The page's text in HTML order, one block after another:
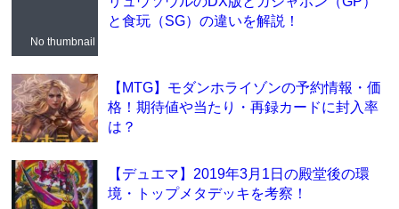
No thumbnail
と食玩（SG）の違いを解説！
【MTG】モダンホライゾンの予約情報・価
格！期待値や当たり・再録カードに封入率
は？
【デュエマ】2019年3月1日の殿堂後の環
境・トップメタデッキを考察！